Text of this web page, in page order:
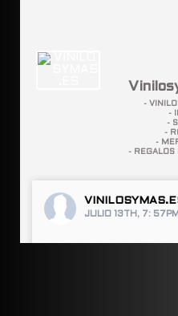
-
-
-
-
-
- REGALOS
JULIO 13TH, 7: 57PM